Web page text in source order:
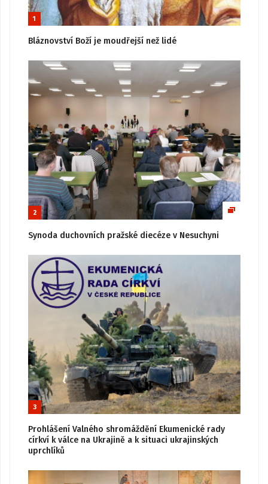
1
Bláznovství Boží je moudřejší než lidé
2
Synoda duchovních pražské diecéze v Nesuchyni
3
Prohlášení Valného shromáždění Ekumenické rady
církví k válce na Ukrajině a k situaci ukrajinských
uprchlíků